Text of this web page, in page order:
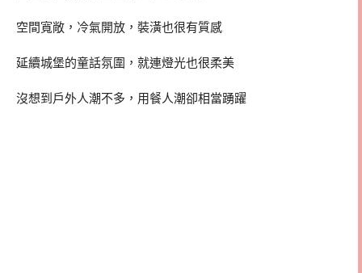
空間寬敞，冷氣開放，裝潢也很有質感
延續城堡的童話氛圍，就連燈光也很柔美
沒想到戶外人潮不多，用餐人潮卻相當踴躍